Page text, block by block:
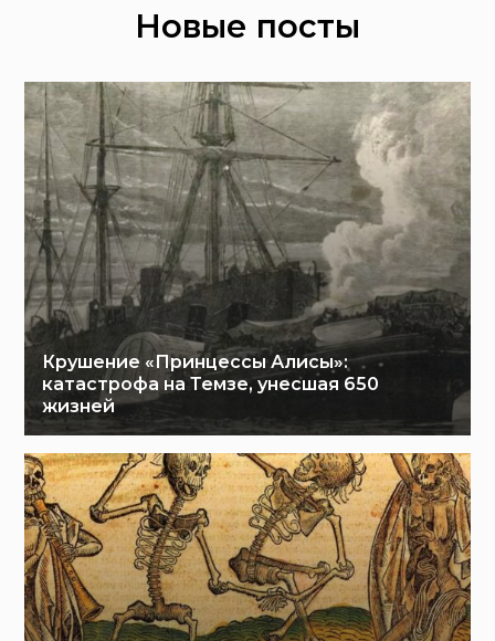
Новые посты
Крушение «Принцессы Алисы»:
катастрофа на Темзе, унесшая 650
жизней